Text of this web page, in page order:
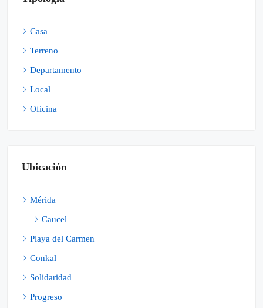
Casa
Terreno
Departamento
Local
Oficina
Ubicación
Mérida
Caucel
Playa del Carmen
Conkal
Solidaridad
Progreso